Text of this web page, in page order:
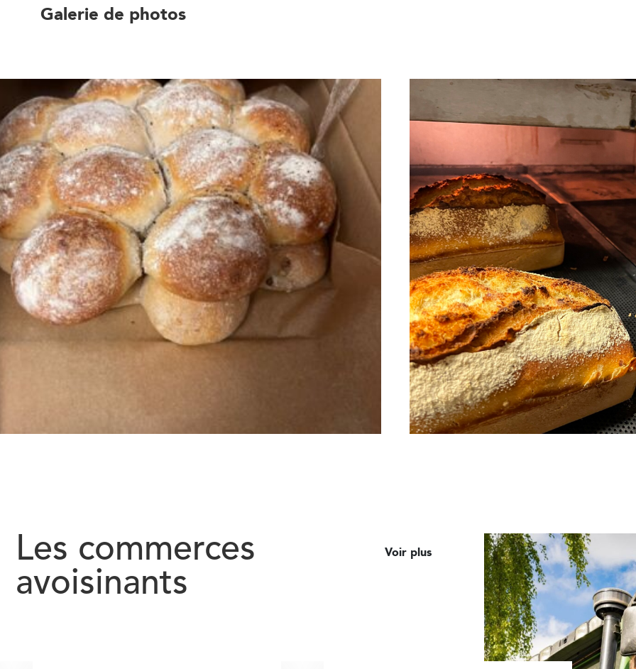
Galerie de photos
Les commerces
avoisinants
Voir plus